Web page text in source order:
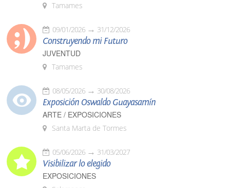
Tamames
09/01/2026 31/12/2026
Construyendo mi Futuro
JUVENTUD
Tamames
08/05/2026 30/08/2026
Exposición Oswaldo Guayasamín
ARTE / EXPOSICIONES
Santa Marta de Tormes
05/06/2026 31/03/2027
Visibilizar lo elegido
EXPOSICIONES